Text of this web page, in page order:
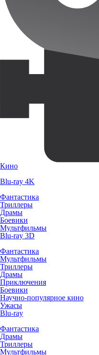
Кино
Blu-ray 4K
Фантастика
Триллеры
Драмы
Боевики
Мультфильмы
Blu-ray 3D
Фантастика
Мультфильмы
Триллеры
Драмы
Приключения
Боевики
Научно-популярное кино
Ужасы
Blu-ray
Фантастика
Драмы
Триллеры
Мультфильмы